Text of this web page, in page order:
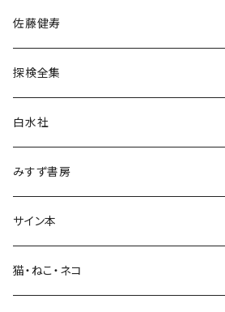
民族・風習
言語・ことば
佐藤健寿
探検全集
白水社
みすず書房
サイン本
猫・ねこ・ネコ